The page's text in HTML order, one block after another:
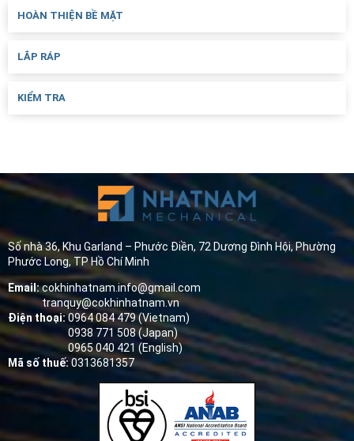
HOÀN THIỆN BỀ MẶT
LẮP RÁP
KIỂM TRA
Số nhà 36, Khu Garland – Phước Điền, 72 Dương Đình Hội, Phường
Phước Long, TP Hồ Chí Minh
Email:cokhinhatnam.info@gmail.com
tranquy@cokhinhatnam.vn
Điện thoại:0964 084 479 (Vietnam)
0938 771 508 (Japan)
0965 040 421 (English)
Mã số thuế: 0313681357